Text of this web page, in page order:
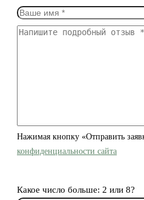
Нажимая кнопку «Отправить
конфиденциальности сайта
Какое число больше: 2 или 8?